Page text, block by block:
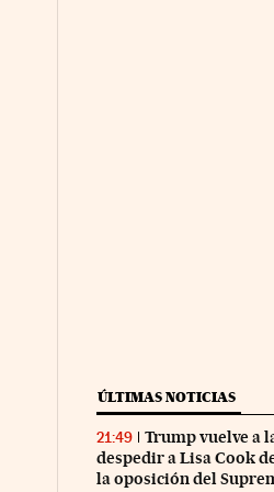
ÚLTIMAS NOTICIAS
21:49
Trump vuelve a
despedir a Lisa Cook
la oposición del